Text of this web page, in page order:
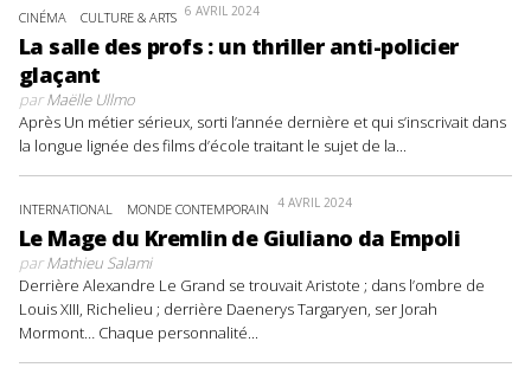
CINÉMA CULTURE & ARTS 6 AVRIL 2024
La salle des profs : un thriller anti-policier
glaçant
parMaëlle Ullmo
Après Un métier sérieux, sorti l’année dernière et qui s’inscrivait dans
la longue lignée des films d’école traitant le sujet de la...
INTERNATIONAL MONDE CONTEMPORAIN 4 AVRIL 2024
Le Mage du Kremlin de Giuliano da Empoli
parMathieu Salami
Derrière Alexandre Le Grand se trouvait Aristote ; dans l’ombre de
Louis XIII, Richelieu ; derrière Daenerys Targaryen, ser Jorah
Mormont… Chaque personnalité...